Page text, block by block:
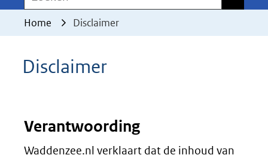
geweigerd.
Home Disclaimer
Disclaimer
Verantwoording
Waddenzee.nl verklaart dat de inhoud van